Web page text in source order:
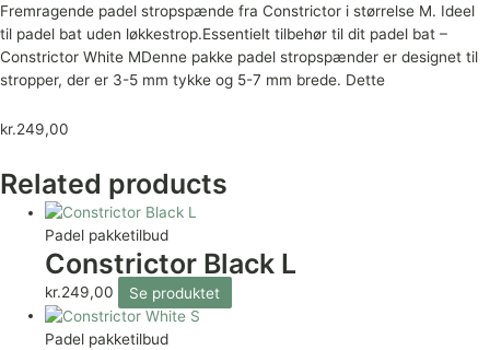
Fremragende padel stropspænde fra Constrictor i størrelse M. Ideel
til padel bat uden løkkestrop.Essentielt tilbehør til dit padel bat –
Constrictor White MDenne pakke padel stropspænder er designet til
stropper, der er 3-5 mm tykke og 5-7 mm brede. Dette
kr.249,00
Related products
Padel pakketilbud
Constrictor Black L
kr.249,00 Se produktet
Padel pakketilbud